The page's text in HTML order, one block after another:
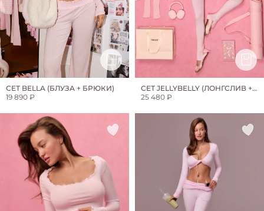
СЕТ BELLA (БЛУЗА + БРЮКИ)
19 890 ₽
СЕТ JELLYBELLY (ЛОНГСЛИВ +
ЛЕГИНСЫ)
25 480 ₽